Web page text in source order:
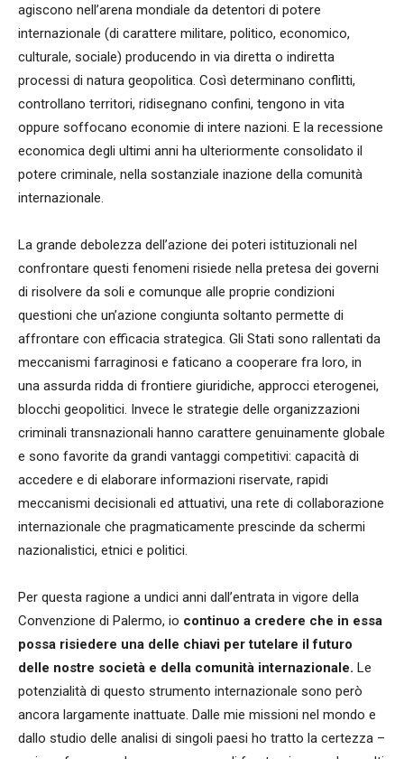
agiscono nell’arena mondiale da detentori di potere
internazionale (di carattere militare, politico, economico,
culturale, sociale) producendo in via diretta o indiretta
processi di natura geopolitica. Così determinano conflitti,
controllano territori, ridisegnano confini, tengono in vita
oppure soffocano economie di intere nazioni. E la recessione
economica degli ultimi anni ha ulteriormente consolidato il
potere criminale, nella sostanziale inazione della comunità
internazionale.
La grande debolezza dell’azione dei poteri istituzionali nel
confrontare questi fenomeni risiede nella pretesa dei governi
di risolvere da soli e comunque alle proprie condizioni
questioni che un’azione congiunta soltanto permette di
affrontare con efficacia strategica. Gli Stati sono rallentati da
meccanismi farraginosi e faticano a cooperare fra loro, in
una assurda ridda di frontiere giuridiche, approcci eterogenei,
blocchi geopolitici. Invece le strategie delle organizzazioni
criminali transnazionali hanno carattere genuinamente globale
e sono favorite da grandi vantaggi competitivi: capacità di
accedere e di elaborare informazioni riservate, rapidi
meccanismi decisionali ed attuativi, una rete di collaborazione
internazionale che pragmaticamente prescinde da schermi
nazionalistici, etnici e politici.
Per questa ragione a undici anni dall’entrata in vigore della
Convenzione di Palermo, io continuo a credere che in essa
possa risiedere una delle chiavi per tutelare il futuro
delle nostre società e della comunità internazionale. Le
potenzialità di questo strumento internazionale sono però
ancora largamente inattuate. Dalle mie missioni nel mondo e
dallo studio delle analisi di singoli paesi ho tratto la certezza –